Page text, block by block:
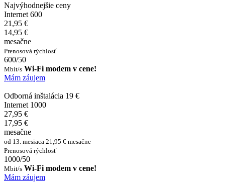
Najvýhodnejšie ceny
Internet 600
21,95 €
14,95 €
mesačne
Prenosová rýchlosť
600/50
Mbit/s Wi-Fi modem v cene!
Mám záujem
Odborná inštalácia 19 €
Internet 1000
27,95 €
17,95 €
mesačne
od 13. mesiaca 21,95 € mesačne
Prenosová rýchlosť
1000/50
Mbit/s Wi-Fi modem v cene!
Mám záujem